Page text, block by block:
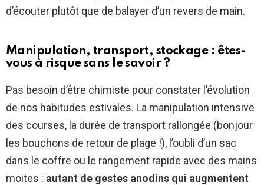
d’écouter plutôt que de balayer d’un revers de main.
Manipulation, transport, stockage : êtes-
vous à risque sans le savoir ?
Pas besoin d’être chimiste pour constater l’évolution
de nos habitudes estivales. La manipulation intensive
des courses, la durée de transport rallongée (bonjour
les bouchons de retour de plage !), l’oubli d’un sac
dans le coffre ou le rangement rapide avec des mains
moites : autant de gestes anodins qui augmentent